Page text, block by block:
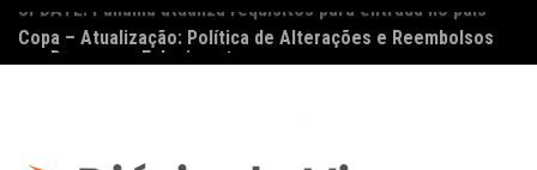
Copa – Atualização: Política de Alterações e Reembolsos
por Doença ou Falecimento